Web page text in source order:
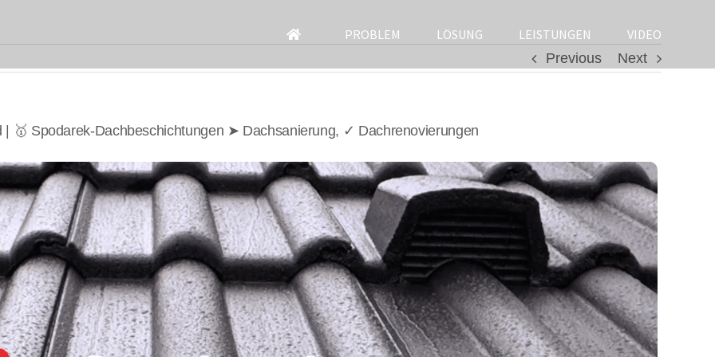
for:
PROBLEM LÖSUNG LEISTUNGEN
VIDEO
Previous
Next
| 🥇 Spodarek-Dachbeschichtungen ➤ Dachsanierung, ✓ Dachrenovierungen